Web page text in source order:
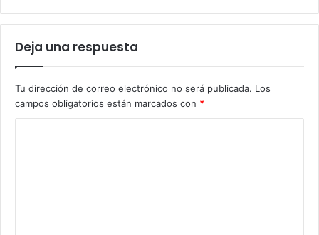
Deja una respuesta
Tu dirección de correo electrónico no será publicada. Los
campos obligatorios están marcados con *